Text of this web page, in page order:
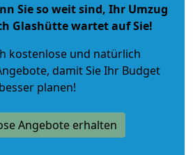
Sie so weit sind, Ihr Umzug
Glashütte wartet auf Sie!
kostenlose und natürlich
, damit Sie Ihr Budget
besser planen!
Angebote erhalten